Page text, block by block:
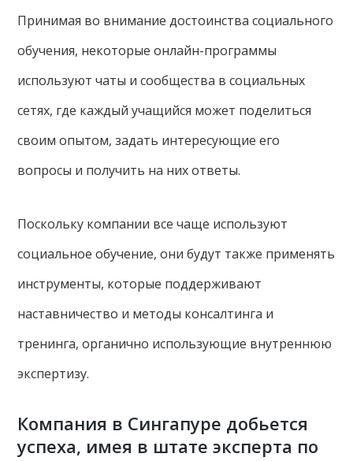
Принимая во внимание достоинства социального
обучения, некоторые онлайн-программы
используют чаты и сообщества в социальных
сетях, где каждый учащийся может поделиться
своим опытом, задать интересующие его
вопросы и получить на них ответы.
Поскольку компании все чаще используют
социальное обучение, они будут также применять
инструменты, которые поддерживают
наставничество и методы консалтинга и
тренинга, органично использующие внутреннюю
экспертизу.
Компания в Сингапуре добьется
успеха, имея в штате эксперта по